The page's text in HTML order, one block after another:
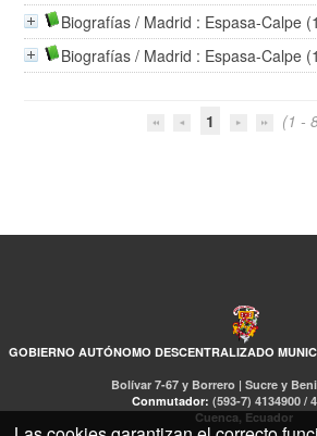
Biografías / Madrid : Espasa-Calpe
Biografías / Madrid : Espasa-Calpe
1 (1 -
GOBIERNO AUTÓNOMO DESCENTRALIZADO
Bolívar 7-67 y Borrero | Sucre y
Conmutador: (593-7) 4134900 /
Cuenca, Ecuador